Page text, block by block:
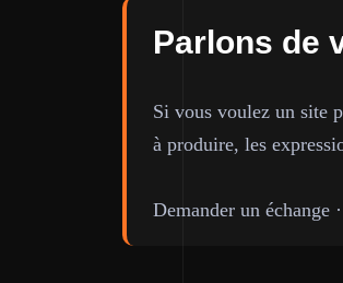
Parlons de
Si vous voulez un site
à produire, les
Demander un échange ·